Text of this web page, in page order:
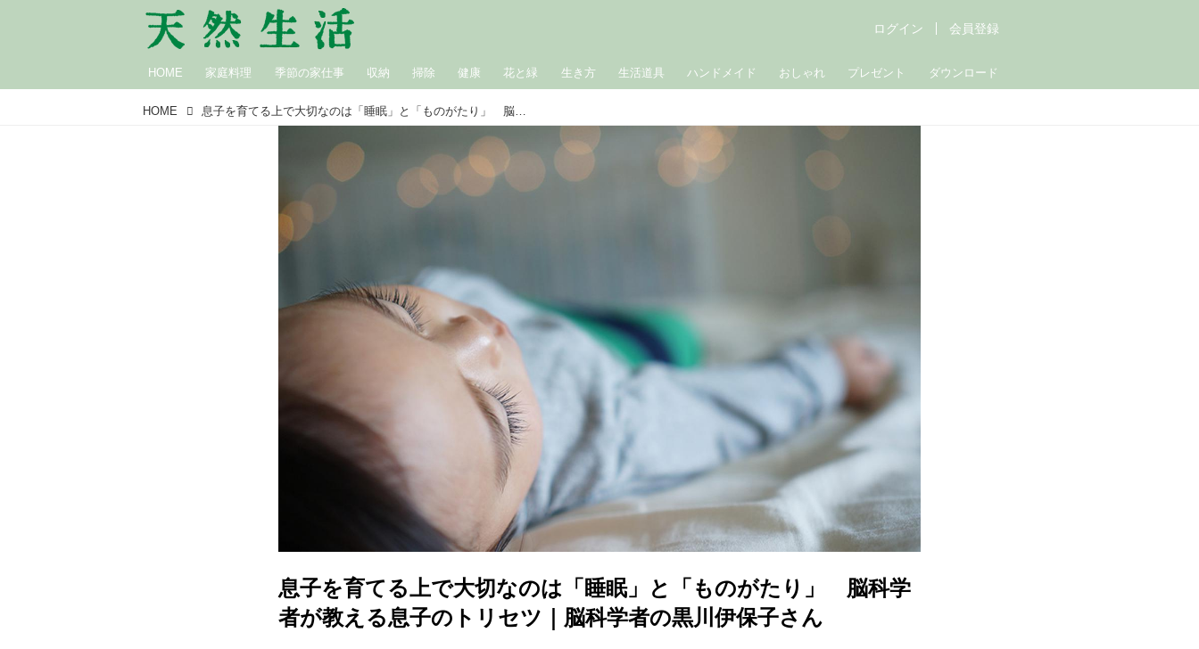
HOME 家庭料理 季節の家仕事 収納 掃除 健康 花と緑 生き方 生活道具 ハンドメイド おしゃれ プレゼント ダウンロード
ログイン 会員登録
HOME 息子を育てる上で大切なのは「睡眠」と「ものがたり」 脳科学者が教える息子のトリセツ｜脳科学者の黒川伊保子さん
息子を育てる上で大切なのは「睡眠」と「ものがたり」 脳科学
者が教える息子のトリセツ｜脳科学者の黒川伊保子さん